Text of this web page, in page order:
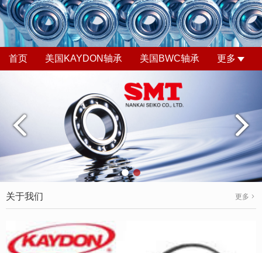
首页 美国KAYDON轴承 美国BWC轴承 更多
关于我们 更多